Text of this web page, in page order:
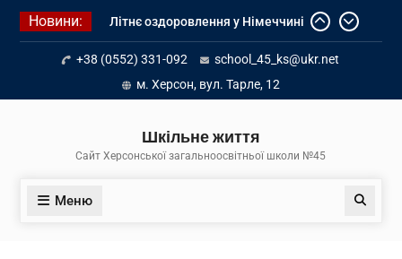
Перейти
Новини:
Літнє оздоровлення у Німеччині
Діалог з бізнесом
Інформація про вступ молоді з
тимчасово окупованих територій
до українських закладів освіти
+38 (0552) 331-092
school_45_ks@ukr.net
м. Херсон, вул. Тарле, 12
Шкільне життя
Сайт Херсонської загальноосвітньої школи №45
Меню Пошук